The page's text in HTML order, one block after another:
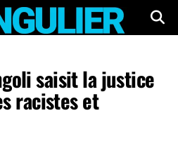
saisit la justice
racistes et